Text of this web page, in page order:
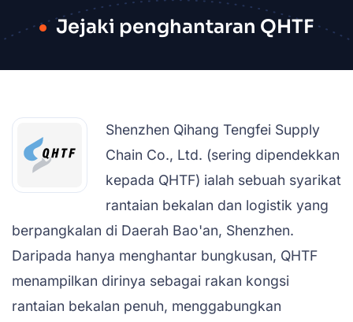
Jejaki penghantaran QHTF
Shenzhen Qihang Tengfei Supply
Chain Co., Ltd. (sering dipendekkan
kepada QHTF) ialah sebuah syarikat
rantaian bekalan dan logistik yang
berpangkalan di Daerah Bao'an, Shenzhen.
Daripada hanya menghantar bungkusan, QHTF
menampilkan dirinya sebagai rakan kongsi
rantaian bekalan penuh, menggabungkan